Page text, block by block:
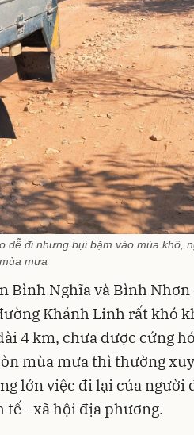
dễ đi nhưng bụi bặm vào mùa khô,
mưa
Bình Nghĩa và Bình Nhơn
Khánh Linh rất khó
4 km, chưa được cứng
mùa mưa thì thường
lớn việc đi lại của người
- xã hội địa phương.